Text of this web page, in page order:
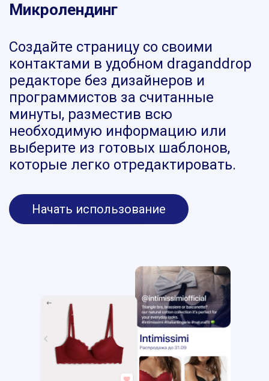
Микролендинг
Создайте страницу со своими
контактами в удобном draganddrop
редакторе без дизайнеров и
программистов за считанные
минуты, разместив всю
необходимую информацию или
выберите из готовых шаблонов,
которые легко отредактировать.
Начать использование